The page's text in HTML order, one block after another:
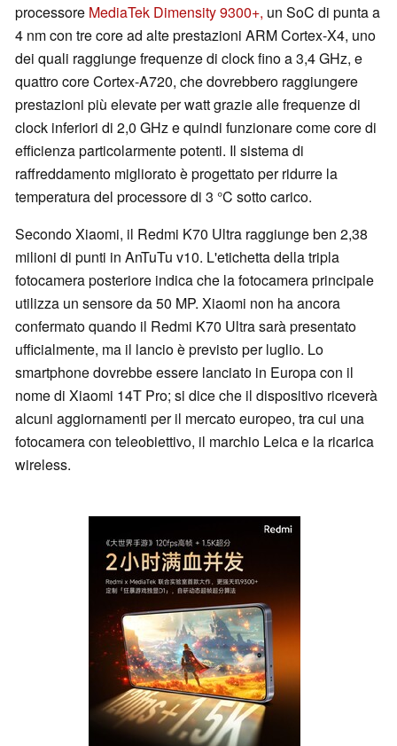
processore MediaTek Dimensity 9300+, un SoC di punta a
4 nm con tre core ad alte prestazioni ARM Cortex-X4, uno
dei quali raggiunge frequenze di clock fino a 3,4 GHz, e
quattro core Cortex-A720, che dovrebbero raggiungere
prestazioni più elevate per watt grazie alle frequenze di
clock inferiori di 2,0 GHz e quindi funzionare come core di
efficienza particolarmente potenti. Il sistema di
raffreddamento migliorato è progettato per ridurre la
temperatura del processore di 3 °C sotto carico.
Secondo Xiaomi, il Redmi K70 Ultra raggiunge ben 2,38
milioni di punti in AnTuTu v10. L'etichetta della tripla
fotocamera posteriore indica che la fotocamera principale
utilizza un sensore da 50 MP. Xiaomi non ha ancora
confermato quando il Redmi K70 Ultra sarà presentato
ufficialmente, ma il lancio è previsto per luglio. Lo
smartphone dovrebbe essere lanciato in Europa con il
nome di Xiaomi 14T Pro; si dice che il dispositivo riceverà
alcuni aggiornamenti per il mercato europeo, tra cui una
fotocamera con teleobiettivo, il marchio Leica e la ricarica
wireless.